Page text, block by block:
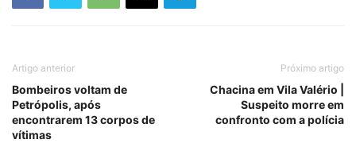
Artigo anterior
Bombeiros voltam de
Petrópolis, após
encontrarem 13 corpos de
vítimas
Próximo artigo
Chacina em Vila Valério |
Suspeito morre em
confronto com a polícia